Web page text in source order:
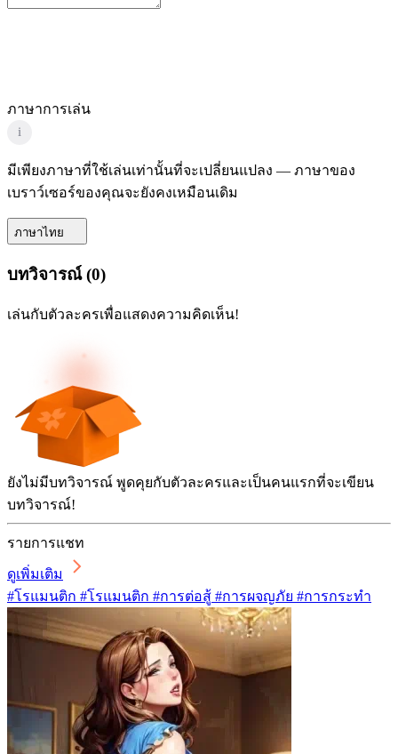
ภาษาการเล่น
i
มีเพียงภาษาที่ใช้เล่นเท่านั้นที่จะเปลี่ยนแปลง — ภาษาของ
เบราว์เซอร์ของคุณจะยังคงเหมือนเดิม
ภาษาไทย
บทวิจารณ์(0)
เล่นกับตัวละครเพื่อแสดงความคิดเห็น!
ยังไม่มีบทวิจารณ์ พูดคุยกับตัวละครและเป็นคนแรกที่จะเขียน
บทวิจารณ์!
รายการแชท
ดูเพิ่มเติม
#โรแมนติก #โรแมนติก #การต่อสู้ #การผจญภัย #การกระทำ